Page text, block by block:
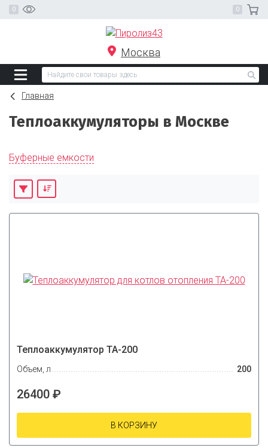
Москва
Главная
Теплоаккумуляторы в Москве
Буферные емкости
Теплоаккумулятор ТА-200
Объем, л 200
26400 ₽
В КОРЗИНУ